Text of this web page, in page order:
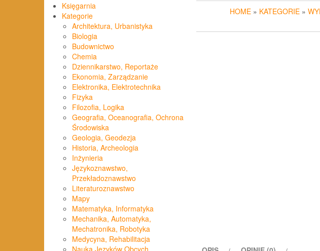
Księgarnia
Kategorie
Architektura, Urbanistyka
Biologia
Budownictwo
Chemia
Dziennikarstwo, Reportaże
Ekonomia, Zarządzanie
Elektronika, Elektrotechnika
Fizyka
Filozofia, Logika
Geografia, Oceanografia, Ochrona
Środowiska
Geologia, Geodezja
Historia, Archeologia
Inżynieria
Językoznawstwo,
Przekładoznawstwo
Literaturoznawstwo
Mapy
Matematyka, Informatyka
Mechanika, Automatyka,
Mechatronika, Robotyka
Medycyna, Rehabilitacja
Nauka Języków Obcych
HOME » KATEGORIE »